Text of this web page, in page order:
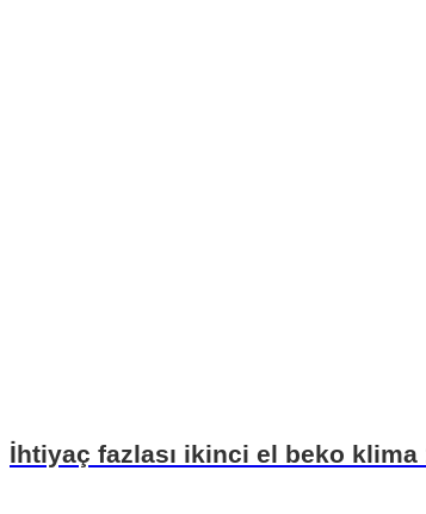
İhtiyaç fazlası ikinci el beko klima